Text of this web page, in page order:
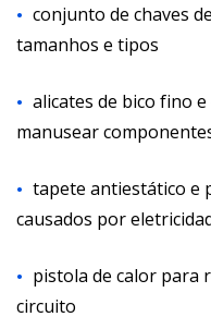
conjunto de chaves
tamanhos e tipos
alicates de bico fino
manusear
tapete antiestático e
causados por
pistola de calor para
circuito